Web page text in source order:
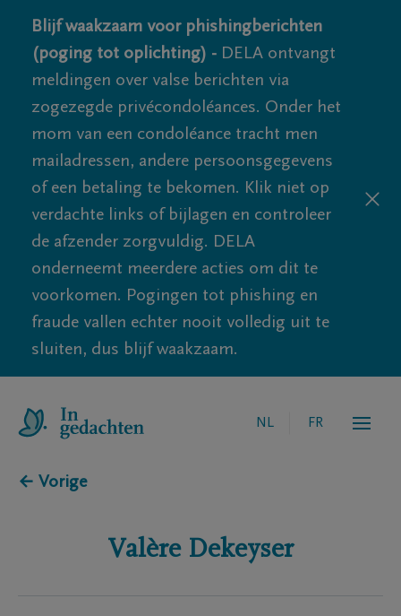
Blijf waakzaam voor phishingberichten
(poging tot oplichting) - DELA ontvangt
meldingen over valse berichten via
zogezegde privécondoléances. Onder het
mom van een condoléance tracht men
mailadressen, andere persoonsgegevens
of een betaling te bekomen. Klik niet op
verdachte links of bijlagen en controleer
de afzender zorgvuldig. DELA
onderneemt meerdere acties om dit te
voorkomen. Pogingen tot phishing en
fraude vallen echter nooit volledig uit te
sluiten, dus blijf waakzaam.
NL FR
← Vorige
Valère Dekeyser